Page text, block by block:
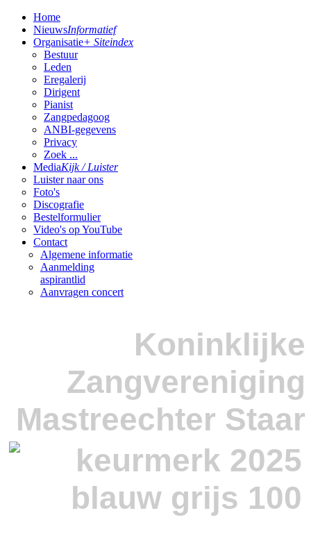
Home
NieuwsInformatief
Organisatie+ Siteindex
Bestuur
Leden
Eregalerij
Dirigent
Pianist
Zangpedagoog
ANBI-gegevens
Privacy
Zoek ...
MediaKijk / Luister
Luister naar ons
Foto's
Discografie
Bestelformulier
Video's op YouTube
Contact
Algemene informatie
Aanmelding
aspirantlid
Aanvragen concert
Koninklijke
Zangvereniging
Mastreechter Staar